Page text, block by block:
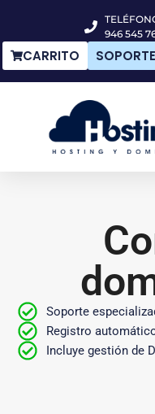
946 545
CARRITO
Soporte
Registro
Incluye gestión de